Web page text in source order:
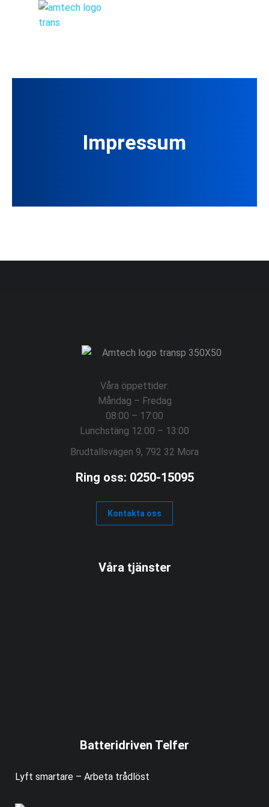
Impressum
Våra öppettider:
Måndag – Fredag
08:00 – 17:00
Lunchstäng 12:00 – 13:00
Brudtallsvägen 9, 792 32 Mora
Ring oss: 0250-15095
Kontakta oss
Våra tjänster
Batteridriven Telfer
Lyft smartare – Arbeta trådlöst